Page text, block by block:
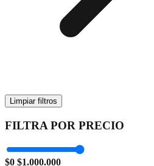
Limpiar filtros
FILTRA POR PRECIO
$0 $1.000.000